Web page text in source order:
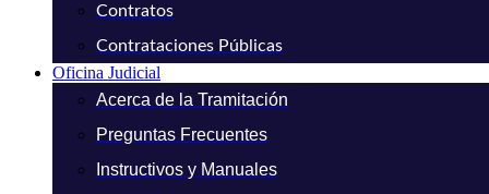
Contratos
Contrataciones Públicas
Oficina Judicial
Acerca de la Tramitación
Preguntas Frecuentes
Instructivos y Manuales